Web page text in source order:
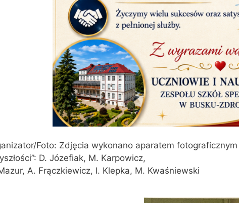
Foto: Zdjęcia wykonano aparatem
D. Józefiak, M. Karpowicz,
A. Frączkiewicz, I. Klepka, M. Kwaśniewski